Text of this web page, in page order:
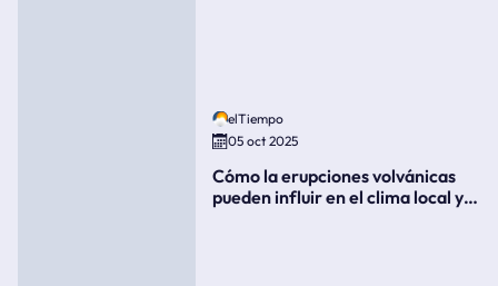
elTiempo
05 oct 2025
Cómo la erupciones volvánicas
pueden influir en el clima local y